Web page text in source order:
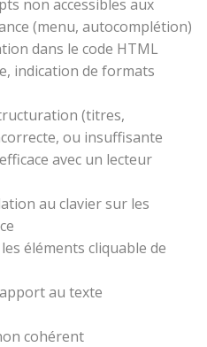
non accessibles aux
(menu, autocomplétion)
dans le code HTML
indication de formats
(titres,
ou insuffisante
avec un lecteur
au clavier sur les
éléments cliquable de
au texte
cohérent